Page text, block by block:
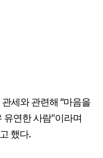
세와 관련해 “마음을
유연한 사람"이라며
했다.